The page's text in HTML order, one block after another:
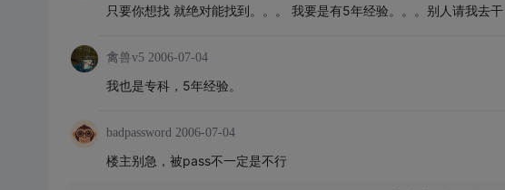
只要你想找 就绝对能找到。。。 我要是有5年经验。。。别人请我去干
禽兽v5 2006-07-04
我也是专科，5年经验。
badpassword 2006-07-04
楼主别急，被pass不一定是不行